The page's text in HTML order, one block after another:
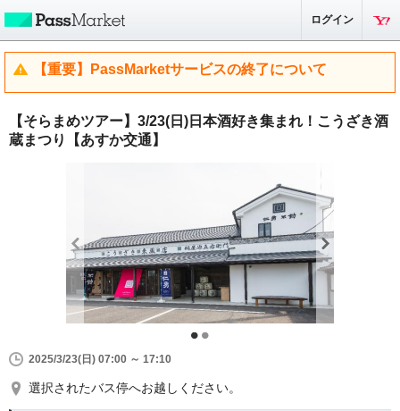
ログイン
【重要】PassMarketサービスの終了について
【そらまめツアー】3/23(日)日本酒好き集まれ！こうざき酒
蔵まつり【あすか交通】
2025/3/23(日) 07:00 ～ 17:10
選択されたバス停へお越しください。